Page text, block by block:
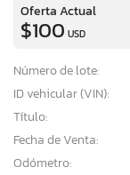
Oferta Actual
$100 USD
Número de lote:
ID vehicular (VIN):
Título:
Fecha de Venta:
Odómetro: